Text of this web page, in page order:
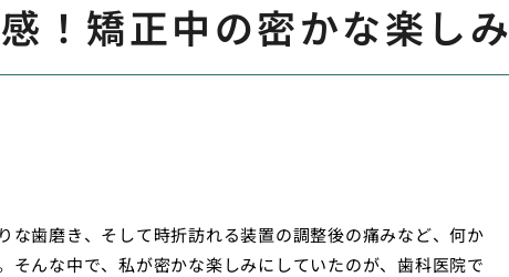
！矯正中の密かな楽しみ
な歯磨き、そして時折訪れる装置の調整後の痛みなど、何か
そんな中で、私が密かな楽しみにしていたのが、歯科医院で